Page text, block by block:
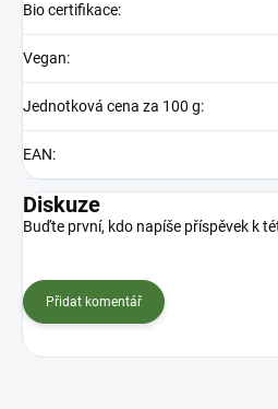
Bio certifikace:
Vegan:
Jednotková cena za 100 g:
EAN:
Diskuze
Buďte první, kdo napíše příspěvek k
Přidat komentář